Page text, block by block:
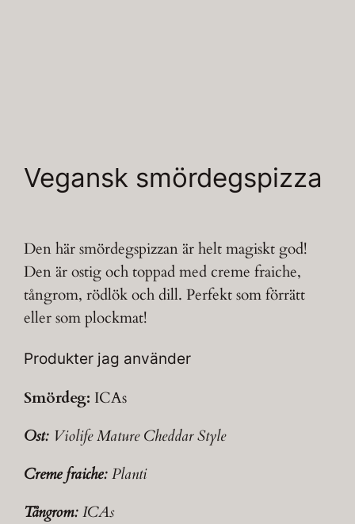
Vegansk smördegspizza
Den här smördegspizzan är helt magiskt god!
Den är ostig och toppad med creme fraiche,
tångrom, rödlök och dill. Perfekt som förrätt
eller som plockmat!
Produkter jag använder
Smördeg: ICAs
Ost: Violife Mature Cheddar Style
Creme fraiche:Planti
Tångrom:ICAs